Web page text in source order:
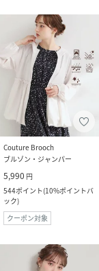
Couture Brooch
ブルゾン・ジャンパー
5,990 円
544ポイント(10%ポイントバ
ック)
クーポン対象